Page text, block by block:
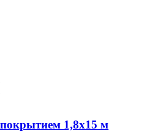
1,8х15 м